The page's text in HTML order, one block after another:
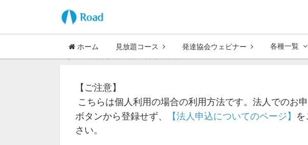
ホーム 見放題コース 発達協会ウェビナー 各種一覧
【ご注意】
こちらは個人利用の場合の利用方法です。 法人でのお
ボタンから登録せず、
【法人申込についてのページ】
さい。